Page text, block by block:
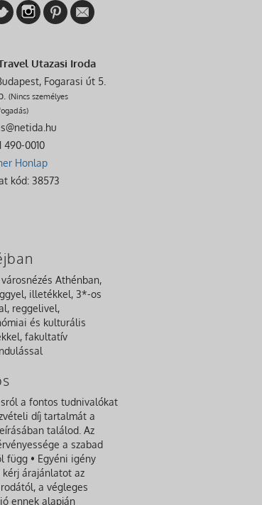
Utazasi Iroda
Fogarasi út 5.
(Nincs személyes
490-0010
Honlap
kód: 38573
Athénban,
illetékkel, 3*-os
reggelivel,
és kulturális
fakultatív
a fontos tudnivalókat
díj tartalmát a
találod. Az
a szabad
függ • Egyéni igény
kérj árajánlatot az
a végleges
ennek alapján